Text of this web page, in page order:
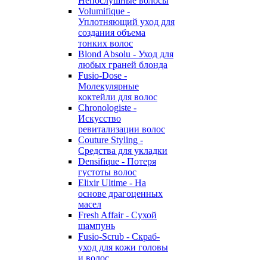
Volumifique -
Уплотняющий уход для
создания объема
тонких волос
Blond Absolu - Уход для
любых граней блонда
Fusio-Dose -
Молекулярные
коктейли для волос
Chronologiste -
Искусство
ревитализации волос
Couture Styling -
Средства для укладки
Densifique - Потеря
густоты волос
Elixir Ultime - На
основе драгоценных
масел
Fresh Affair - Сухой
шампунь
Fusio-Scrub - Скраб-
уход для кожи головы
и волос